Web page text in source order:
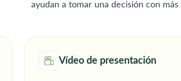
ayudan a tomar una decisión con más
Vídeo de presentación